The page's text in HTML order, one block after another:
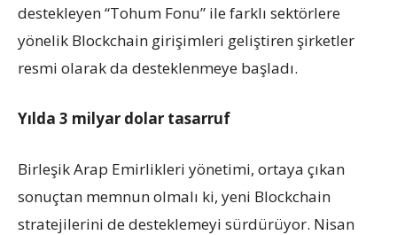
destekleyen “Tohum Fonu” ile farklı sektörlere
yönelik Blockchain girişimleri geliştiren şirketler
resmi olarak da desteklenmeye başladı.
Yılda 3 milyar dolar tasarruf
Birleşik Arap Emirlikleri yönetimi, ortaya çıkan
sonuçtan memnun olmalı ki, yeni Blockchain
stratejilerini de desteklemeyi sürdürüyor. Nisan